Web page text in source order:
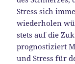
Stress sich
wiederholen
stets auf die
prognostiziert
und Stress für